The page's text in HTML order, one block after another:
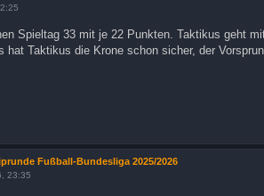
Spieltag 33 mit je 22 Punkten. Taktikus geht
hat Taktikus die Krone schon sicher, der
Fußball-Bundesliga 2025/2026
23:35